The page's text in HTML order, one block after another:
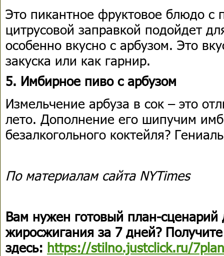
Это пикантное фруктовое блюдо с
цитрусовой заправкой подойдет
особенно вкусно с арбузом. Это
закуска или как гарнир.
5. Имбирное пиво с арбузом
Измельчение арбуза в сок – это
лето. Дополнение его шипучим
безалкогольного коктейля?
По материалам сайта NYTimes
Вам нужен готовый план-сценарий
жиросжигания за 7 дней?
здесь: https://stilno.justclick.ru/